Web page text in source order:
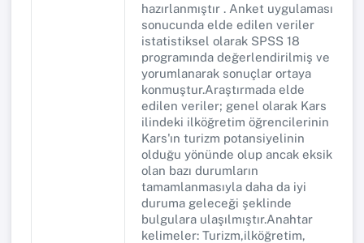
hazırlanmıştır . Anket uygulaması
sonucunda elde edilen veriler
istatistiksel olarak SPSS 18
programında değerlendirilmiş ve
yorumlanarak sonuçlar ortaya
konmuştur.Araştırmada elde
edilen veriler; genel olarak Kars
ilindeki ilköğretim öğrencilerinin
Kars'ın turizm potansiyelinin
olduğu yönünde olup ancak eksik
olan bazı durumların
tamamlanmasıyla daha da iyi
duruma geleceği şeklinde
bulgulara ulaşılmıştır.Anahtar
kelimeler: Turizm,ilköğretim,